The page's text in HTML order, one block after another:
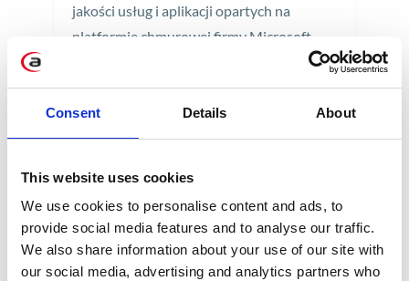
Consent Details About
This website uses cookies
We use cookies to personalise content and ads, to
provide social media features and to analyse our traffic.
We also share information about your use of our site with
our social media, advertising and analytics partners who
jakości usług i aplikacji opartych na
platformie chmurowej firmy Microsoft.